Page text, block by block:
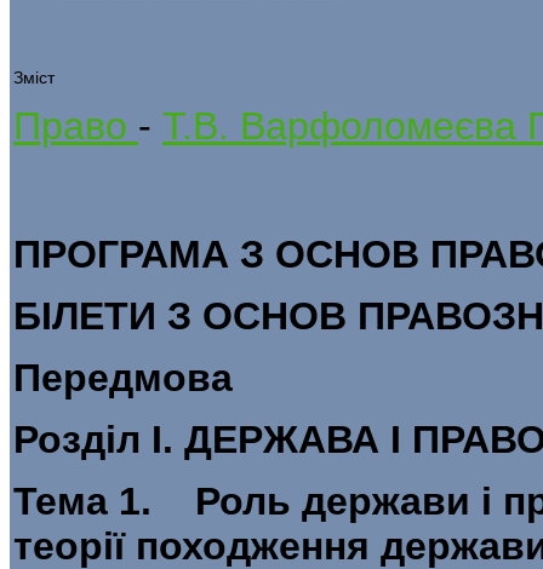
Зміст
Право - Т.В. Варфоломеєва
ПРОГРАМА З ОСНОВ
БІЛЕТИ З ОСНОВ
Передмова
Розділ І. ДЕРЖАВА І
Тема 1. Роль держави і
теорії походження